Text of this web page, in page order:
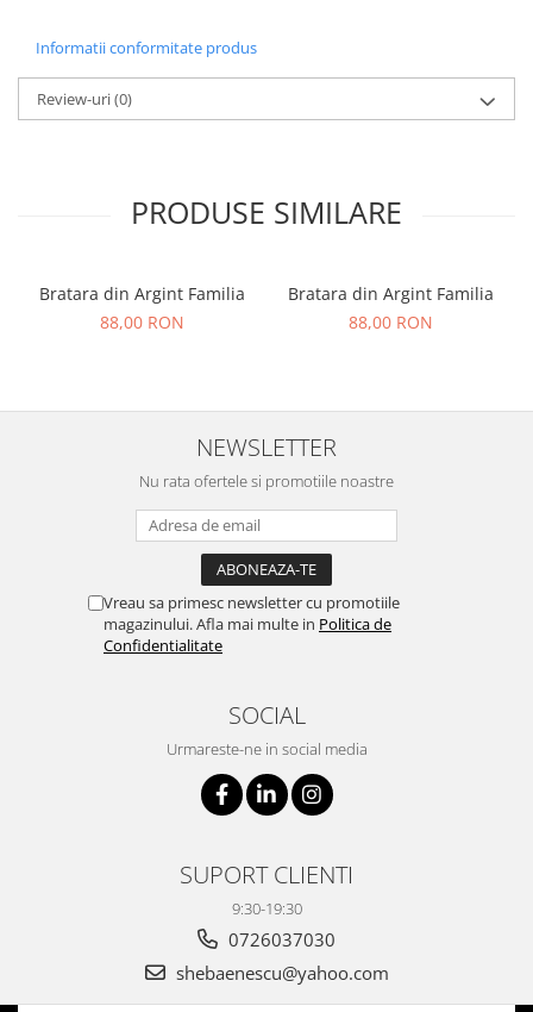
Informatii conformitate produs
Review-uri(0)
PRODUSE SIMILARE
Bratara din Argint Familia
88,00 RON
Bratara din Argint Familia
88,00 RON
NEWSLETTER
Nu rata ofertele si promotiile noastre
Vreau sa primesc newsletter cu promotiile
magazinului. Afla mai multe in Politica de
Confidentialitate
SOCIAL
Urmareste-ne in social media
SUPORT CLIENTI
9:30-19:30
0726037030
shebaenescu@yahoo.com